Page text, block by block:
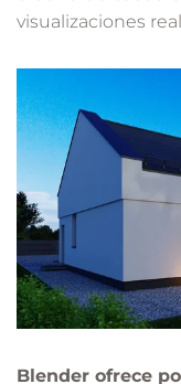
visualizaciones
Blender ofrece